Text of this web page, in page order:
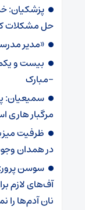
پزشکیان:
حل مشکلات
«مدیر
بیست و
-مبارک
سمیعیان:
مرگبار هاری
ظرفیت
در همدان
سوسن
آف‌های لازم
نان آدم‌ها را